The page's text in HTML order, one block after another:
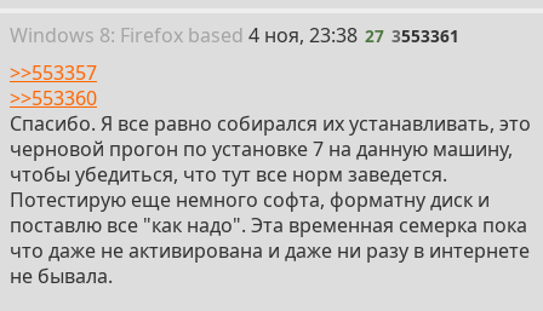
Windows 8: Firefox based 27
4 ноя, 23:38 27 3553361
>>553357
>>553360
Спасибо. Я все равно собирался их устанавливать, это
черновой прогон по установке 7 на данную машину,
чтобы убедиться, что тут все норм заведется.
Потестирую еще немного софта, форматну диск и
поставлю все "как надо". Эта временная семерка пока
что даже не активирована и даже ни разу в интернете
не бывала.